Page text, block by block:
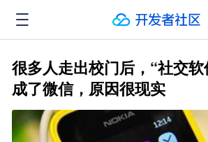
很多人走出校门后，“社交
成了微信，原因很现实